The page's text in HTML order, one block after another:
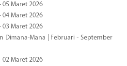
Maret 2026
Maret 2026
Maret 2026
Dimana-Mana | Februari - September
Maret 2026